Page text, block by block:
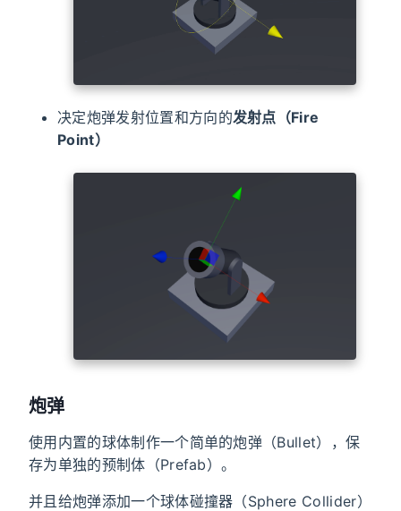
决定炮弹发射位置和方向的发射点（Fire
Point）
炮弹
使用内置的球体制作一个简单的炮弹（Bullet），保
存为单独的预制体（Prefab）。
并且给炮弹添加一个球体碰撞器（Sphere Collider）